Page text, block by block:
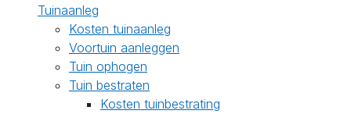
Tuinaanleg
Kosten tuinaanleg
Voortuin aanleggen
Tuin ophogen
Tuin bestraten
Kosten tuinbestrating